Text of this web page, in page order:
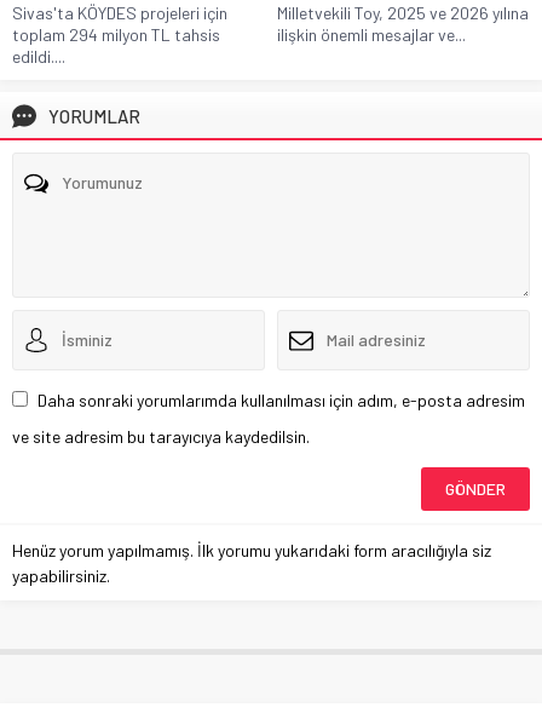
Sivas'ta KÖYDES projeleri için
toplam 294 milyon TL tahsis
edildi....
Milletvekili Toy, 2025 ve 2026 yılına
ilişkin önemli mesajlar ve...
YORUMLAR
Daha sonraki yorumlarımda kullanılması için adım, e-posta adresim
ve site adresim bu tarayıcıya kaydedilsin.
Henüz yorum yapılmamış. İlk yorumu yukarıdaki form aracılığıyla siz
yapabilirsiniz.